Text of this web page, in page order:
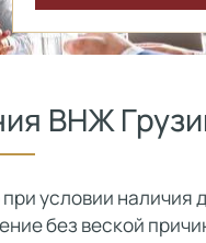
ВНЖ
условии наличия
без веской